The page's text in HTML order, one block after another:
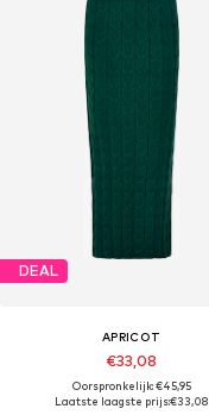
DEAL
APRICOT
€33,08
Oorspronkelijk: €45,95
Laatste laagste prijs:€33,08